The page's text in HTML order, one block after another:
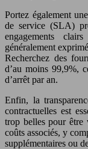
Portez également
de service (SLA)
engagements
généralement
Recherchez des
d’au moins 99,9%,
d’arrêt par an.
Enfin, la
contractuelles est
trop belles pour être
coûts associés, y
supplémentaires ou